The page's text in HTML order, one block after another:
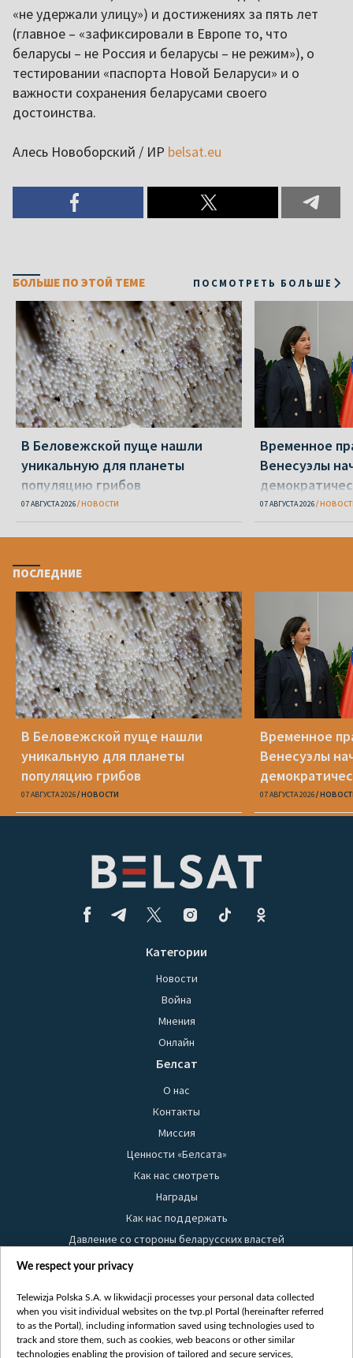
«не удержали улицу») и достижениях за пять лет
(главное – «зафиксировали в Европе то, что
беларусы – не Россия и беларусы – не режим»), о
тестировании «паспорта Новой Беларуси» и о
важности сохранения беларусами своего
достоинства.
Алесь Новоборский / ИР belsat.eu
БОЛЬШЕ ПО ЭТОЙ ТЕМЕ ПОСМОТРЕТЬ БОЛЬШЕ
В Беловежской пуще нашли
уникальную для планеты
популяцию грибов
07 АВГУСТА 2026 НОВОСТИ
Временное
Венесуэлы
07 АВГУСТА 2026
ПОСЛЕДНИЕ
В Беловежской пуще нашли
уникальную для планеты
популяцию грибов
07 АВГУСТА 2026 НОВОСТИ
Временное
Венесуэлы
07 АВГУСТА 2026
Категории
Новости
Война
Мнения
Онлайн
Белсат
О нас
Контакты
Миссия
Ценности «Белсата»
Как нас смотреть
Награды
Как нас поддержать
Давление со стороны беларусских властей
Правила использования материалов
Безопасность
Youtube
Белсат news
We respect your privacy
Telewizja Polska S.A. w likwidacji processes your personal data collected
when you visit individual websites on the tvp.pl Portal (hereinafter referred
to as the Portal), including information saved using technologies used to
track and store them, such as cookies, web beacons or other similar
technologies enabling the provision of tailored and secure services,